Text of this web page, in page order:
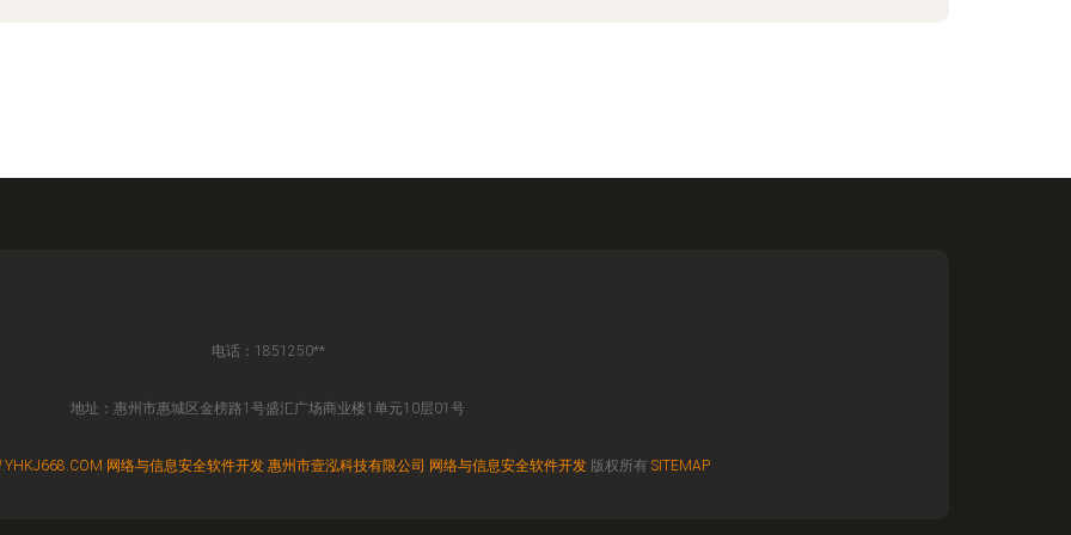
电话：1851250**
地址：惠州市惠城区金榜路1号盛汇广场商业楼1单元10层01号
网络与信息安全软件开发 惠州市壹泓科技有限公司 网络与信息安全软件开发版权所有 SITEMAP